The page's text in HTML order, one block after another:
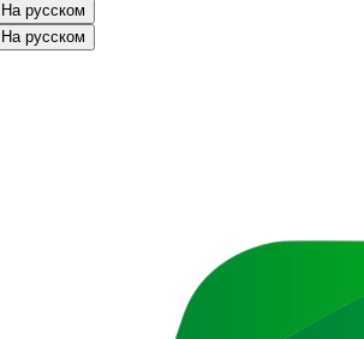
На русском
На русском